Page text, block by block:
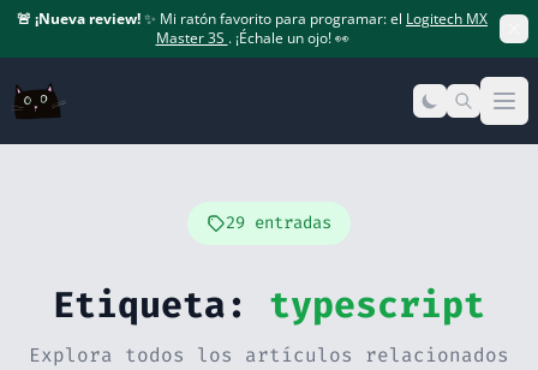
🚨 ¡Nueva review!✨ Mi ratón favorito para programar: el Logitech MX
Master 3S . ¡Échale un ojo! 👀
29 entradas
Etiqueta: typescript
Explora todos los artículos relacionados